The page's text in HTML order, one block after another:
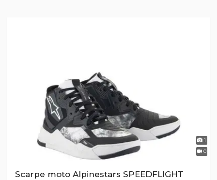
1
0
Scarpe moto Alpinestars SPEEDFLIGHT